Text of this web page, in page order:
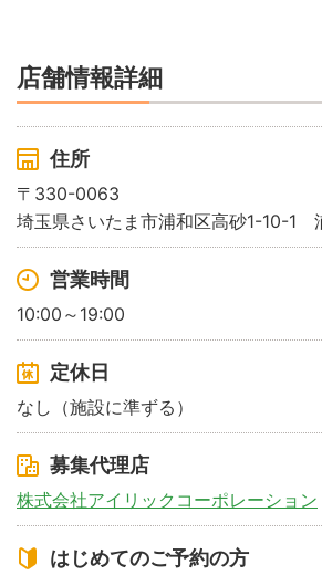
店舗情報詳細
住所
〒330-0063
埼玉県さいたま市浦和区高砂1-10-1
営業時間
10:00～19:00
定休日
なし（施設に準ずる）
募集代理店
株式会社アイリックコーポレーション
はじめてのご予約の方